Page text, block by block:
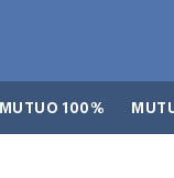
MUTUO 100%